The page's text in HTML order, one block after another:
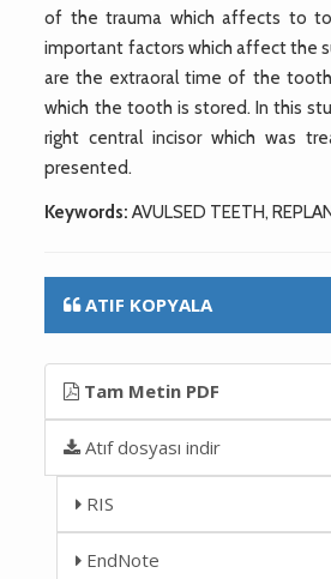
of the trauma which affects to
important factors which affect the
are the extraoral time of the
which the tooth is stored. In this
right central incisor which was
presented.
Keywords: AVULSED TEETH,
ATIF KOPYALA
Tam Metin PDF
Atıf dosyası indir
RIS
EndNote